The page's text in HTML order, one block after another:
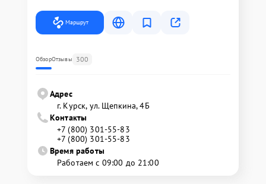
Маршрут
ОбзорОтзывы 300
Адрес
г. Курск, ул. Щепкина, 4Б
Контакты
+7 (800) 301-55-83
+7 (800) 301-55-83
Время работы
Работаем с 09:00 до 21:00